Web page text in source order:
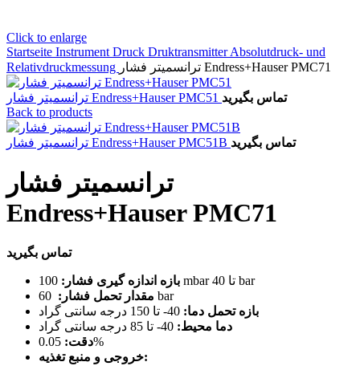
Click to enlarge
Startseite Instrument Druck DruktransmitterAbsolutdruck- und
Relativdruckmessung
ترانسمیتر فشار Endress+Hauser PMC71
ترانسمیتر فشار Endress+Hauser PMC51 تماس بگیرید
Back to products
ترانسمیتر فشار Endress+Hauser PMC51B تماس بگیرید
ترانسمیتر فشار
Endress+Hauser PMC71
تماس بگیرید
بازه اندازه گیری فشار:
100 mbar تا 40 bar
مقدار تحمل فشار: 60 bar
بازه تحمل دما:
دما محیط: 40- تا 85 درجه سانتی گراد
دقت:0.05%
خروجی و منبع تغذیه: